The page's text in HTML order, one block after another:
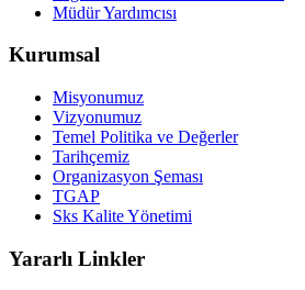
Müdür Yardımcısı
Kurumsal
Misyonumuz
Vizyonumuz
Temel Politika ve Değerler
Tarihçemiz
Organizasyon Şeması
TGAP
Sks Kalite Yönetimi
Yararlı Linkler